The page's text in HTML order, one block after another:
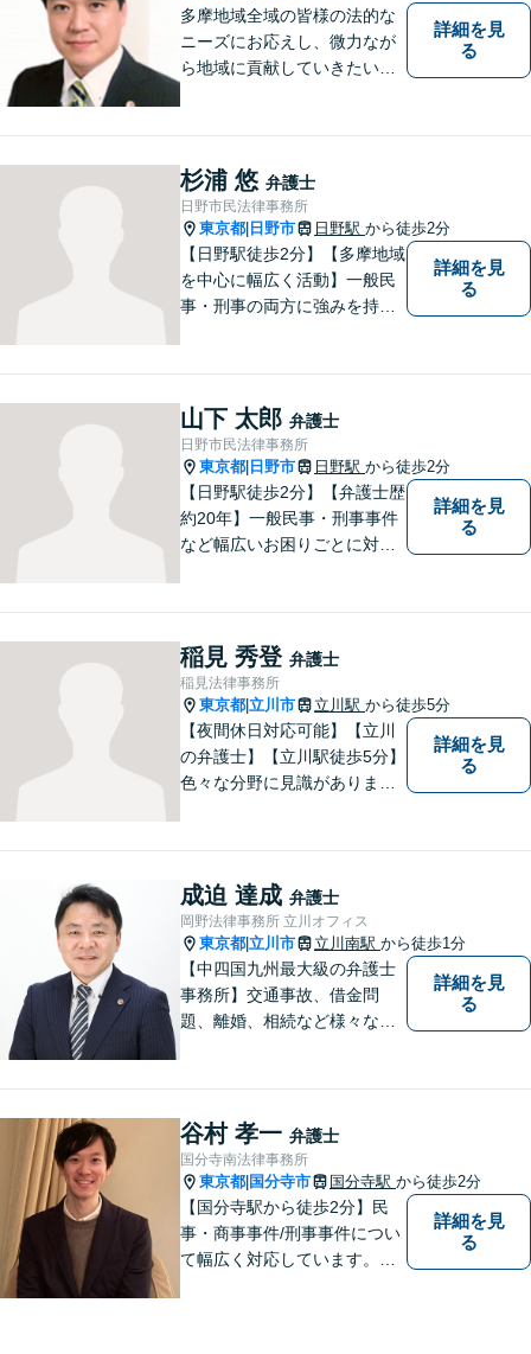
多摩地域全域の皆様の法的な
ニーズにお応えし、微力なが
ら地域に貢献していきたいと
詳細を見
る
杉浦 悠 弁護士
日野市民法律事務所
東京都 日野市 日野駅 から徒歩2分
【日野駅徒歩2分】【多摩地域
を中心に幅広く活動】一般民
事・刑事の両方に強みを持つ
です。まずはお気軽にご相談
ください。【子連れ相談OK】
詳細を見
る
山下 太郎 弁護士
日野市民法律事務所
東京都 日野市 日野駅 から徒歩2分
【日野駅徒歩2分】【弁護士歴
約20年】一般民事・刑事事件
など幅広いお困りごとに対応
とつの問題に真剣に向き合
い、最善の解決を目指しま
す。
詳細を見
る
稲見 秀登 弁護士
稲見法律事務所
東京都 立川市 立川駅 から徒歩5分
【夜間休日対応可能】【立川
の弁護士】【立川駅徒歩5分】
色々な分野に見識がありま
詳細を見
る
成迫 達成 弁護士
岡野法律事務所 立川オフィス
東京都 立川市 立川南駅 から徒歩1分
【中四国九州最大級の弁護士
事務所】交通事故、借金問
題、離婚、相続など様々な問
い！
詳細を見
る
谷村 孝一 弁護士
国分寺南法律事務所
東京都 国分寺市 国分寺駅 から徒歩2分
【国分寺駅から徒歩2分】民
事・商事事件/刑事事件につい
て幅広く対応しています。ま
詳細を見
る